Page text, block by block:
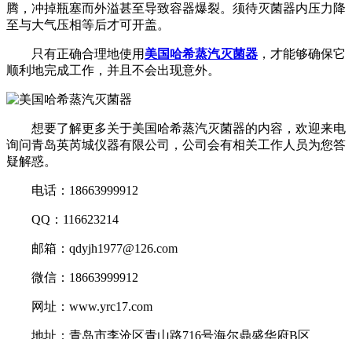
腾，冲掉瓶塞而外溢甚至导致容器爆裂。须待灭菌器内压力降
至与大气压相等后才可开盖。
只有正确合理地使用 美国哈希蒸汽灭菌器 ，才能够确保它
顺利地完成工作，并且不会出现意外。
想要了解更多关于美国哈希蒸汽灭菌器的内容，欢迎来电
询问青岛英芮城仪器有限公司，公司会有相关工作人员为您答
疑解惑。
电话：18663999912
QQ：116623214
邮箱：qdyjh1977@126.com
微信：18663999912
网址：www.yrc17.com
地址：青岛市李沧区青山路716号海尔鼎盛华府B区